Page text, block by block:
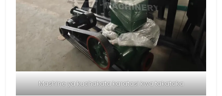
Mashine ya kuchakata karatasi kwa takataka